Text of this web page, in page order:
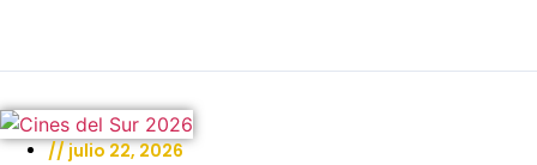
//julio 22, 2026